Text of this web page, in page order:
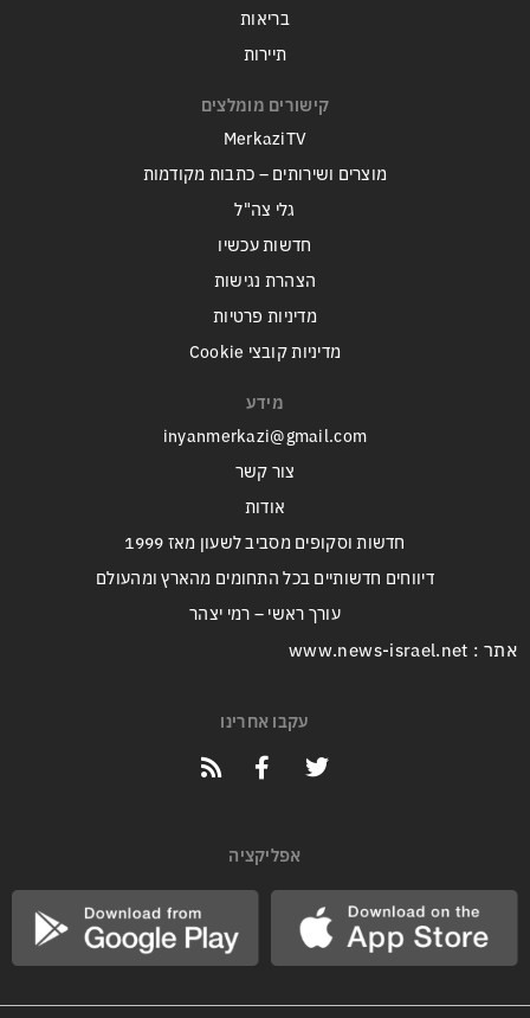
בריאות
תיירות
קישורים מומלצים
MerkaziTV
מוצרים ושירותים – כתבות מקודמות
גלי צה"ל
חדשות עכשיו
הצהרת נגישות
מדיניות פרטיות
מדיניות קובצי Cookie
מידע
inyanmerkazi@gmail.com
צור קשר
אודות
חדשות וסקופים מסביב לשעון מאז 1999
דיווחים חדשותיים בכל התחומים מהארץ ומהעולם
עורך ראשי – רמי יצהר
אתר : www.news-israel.net
עקבו אחרינו
אפליקציה